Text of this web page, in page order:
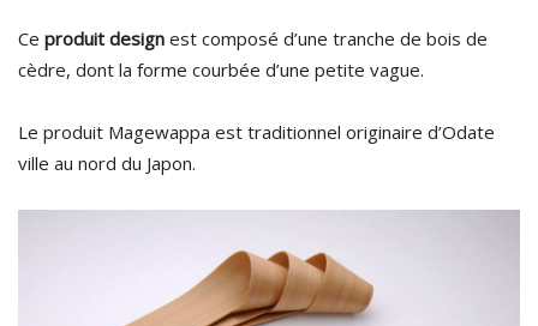
Ce produit design est composé d’une tranche de bois de
cèdre, dont la forme courbée d’une petite vague.
Le produit Magewappa est traditionnel originaire d’Odate
ville au nord du Japon.